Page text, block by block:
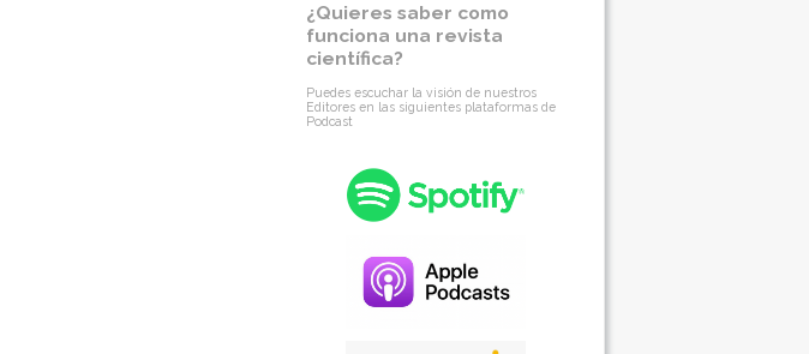
¿Quieres saber como
funciona una revista
científica?
Puedes escuchar la visión de nuestros
Editores en las siguientes plataformas de
Podcast